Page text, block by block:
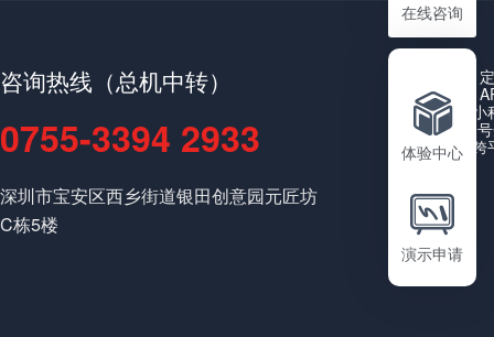
在线咨询
体验中心
演示申请
咨询热线（总机中转）
0755-3394 2933
深圳市宝安区西乡街道银田创意园元匠坊
C栋5楼
公众